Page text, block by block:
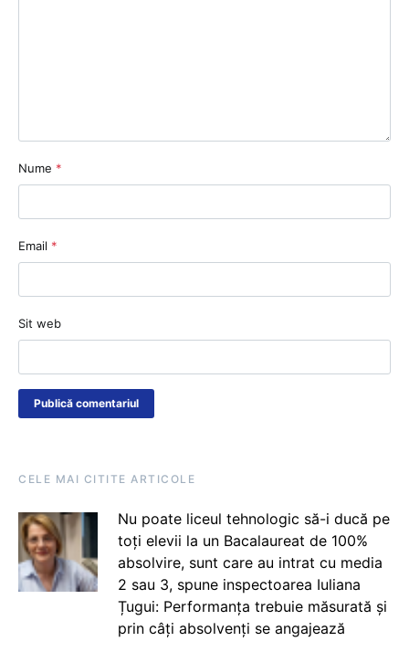
Nume *
Email *
Sit web
CELE MAI CITITE ARTICOLE
Nu poate liceul tehnologic să-i ducă pe
toți elevii la un Bacalaureat de 100%
absolvire, sunt care au intrat cu media
2 sau 3, spune inspectoarea Iuliana
Țugui: Performanța trebuie măsurată și
prin câți absolvenți se angajează